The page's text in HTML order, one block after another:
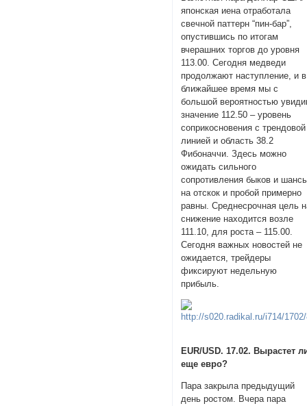
японская иена отработала
свечной паттерн “пин-бар”,
опустившись по итогам
вчерашних торгов до уровня
113.00. Сегодня медведи
продолжают наступление, и в
ближайшее время мы с
большой вероятностью
значение 112.50 – уровень
соприкосновения с трендовой
линией и область 38.2
Фибоначчи. Здесь можно
ожидать сильного
сопротивления быков и
на отскок и пробой примерно
равны. Среднесрочная цель
снижение находится возле
111.10, для роста – 115.00.
Сегодня важных новостей не
ожидается, трейдеры
фиксируют недельную
прибыль.
EUR/USD. 17.02. Вырастет
еще евро?
Пара закрыла предыдущий
день ростом. Вчера пара